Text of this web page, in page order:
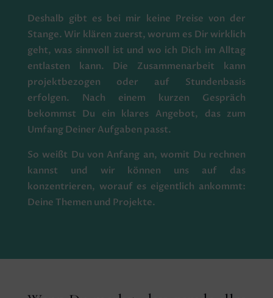
Deshalb gibt es bei mir keine Preise von der
Stange. Wir klären zuerst, worum es Dir wirklich
geht, was sinnvoll ist und wo ich Dich im Alltag
entlasten kann. Die Zusammenarbeit kann
projektbezogen oder auf Stundenbasis
erfolgen. Nach einem kurzen Gespräch
bekommst Du ein klares Angebot, das zum
Umfang Deiner Aufgaben passt.
So weißt Du von Anfang an, womit Du rechnen
kannst und wir können uns auf das
konzentrieren, worauf es eigentlich ankommt:
Deine Themen und Projekte.